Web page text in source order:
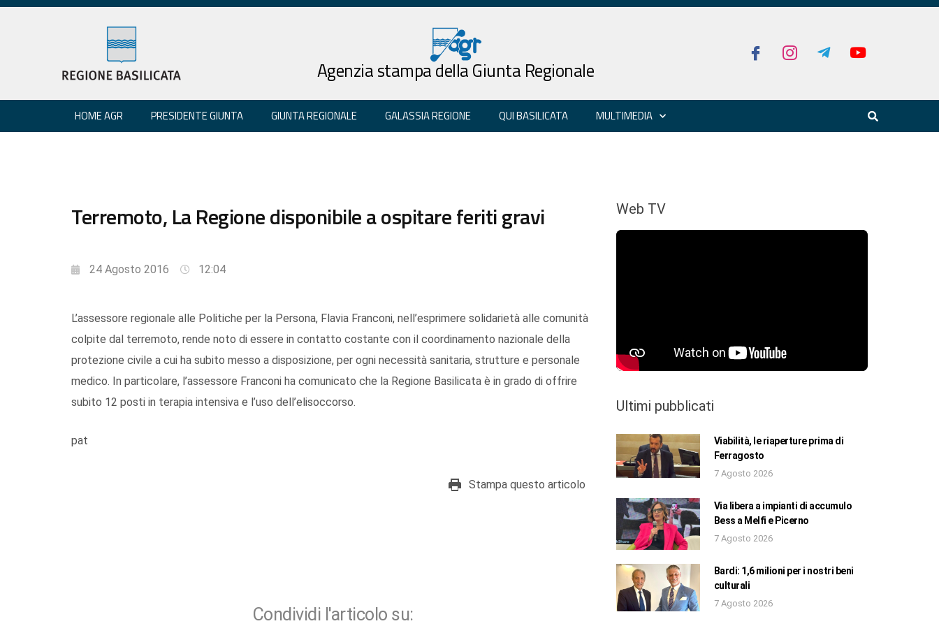
Agenzia stampa della Giunta Regionale
HOME AGR PRESIDENTE GIUNTA GIUNTA REGIONALE GALASSIA REGIONE QUI BASILICATA MULTIMEDIA
Terremoto, La Regione disponibile a ospitare feriti gravi
24 Agosto 2016 12:04
L’assessore regionale alle Politiche per la Persona, Flavia Franconi, nell’esprimere solidarietà alle comunità
colpite dal terremoto, rende noto di essere in contatto costante con il coordinamento nazionale della
protezione civile a cui ha subito messo a disposizione, per ogni necessità sanitaria, strutture e personale
medico. In particolare, l’assessore Franconi ha comunicato che la Regione Basilicata è in grado di offrire
subito 12 posti in terapia intensiva e l’uso dell’elisoccorso.
pat
Stampa questo articolo
Condividi l'articolo su:
Web TV
Ultimi pubblicati
Viabilità, le riaperture prima di
Ferragosto
7 Agosto 2026
Via libera a impianti di accumulo
Bess a Melfi e Picerno
7 Agosto 2026
Bardi: 1,6 milioni per i nostri beni
culturali
7 Agosto 2026